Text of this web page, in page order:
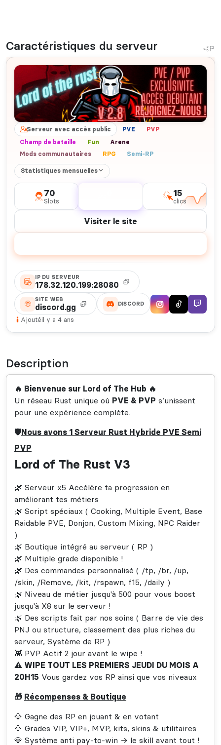
Caractéristiques du serveur
Serveur avec accès public PVE
PVP
Champ de bataille
Fun
Arene
Mods communautaires
RPG Semi-RP
Statistiques mensuelles
70
Slots
15
clics
Visiter le site
IP DU SERVEUR
178.32.120.199:28080
SITE WEB
discord.gg DISCORD
Ajoutéil y a 4 ans
Description
🔥 Bienvenue sur Lord of The Hub 🔥
Un réseau Rust unique où PVE & PVP s’unissent
pour une expérience complète.
🛡️Nous avons 1 Serveur Rust Hybride PVE Semi
PVP
Lord of The Rust V3
🌿 Serveur x5 Accélère ta progression en
améliorant tes métiers
🌿 Script spéciaux ( Cooking, Multiple Event, Base
Raidable PVE, Donjon, Custom Mixing, NPC Raider
)
🌿 Boutique intégré au serveur ( RP )
🌿 Multiple grade disponible !
🌿 Des commandes personnalisé ( /tp, /br, /up,
/skin, /Remove, /kit, /rspawn, f15, /daily )
🌿 Niveau de métier jusqu'à 500 pour vous boost
jusqu'à X8 sur le serveur !
🌿 Des scripts fait par nos soins ( Barre de vie des
PNJ ou structure, classement des plus riches du
serveur, Système de RP )
👾 PVP Actif 2 jour avant le wipe !
⚠️ WIPE TOUT LES PREMIERS JEUDI DU MOIS A
20H15 Vous gardez vos RP ainsi que vos niveaux
🎁 Récompenses & Boutique
💎 Gagne des RP en jouant & en votant
💎 Grades VIP, VIP+, MVP, kits, skins & utilitaires
💎 Système anti pay-to-win → le skill avant tout !